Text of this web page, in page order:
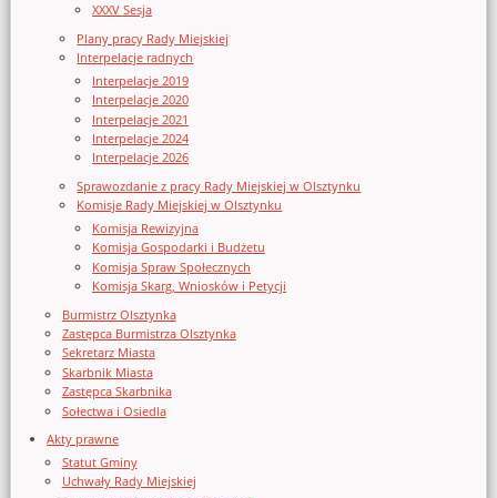
XXXV Sesja
Plany pracy Rady Miejskiej
Interpelacje radnych
Interpelacje 2019
Interpelacje 2020
Interpelacje 2021
Interpelacje 2024
Interpelacje 2026
Sprawozdanie z pracy Rady Miejskiej w Olsztynku
Komisje Rady Miejskiej w Olsztynku
Komisja Rewizyjna
Komisja Gospodarki i Budżetu
Komisja Spraw Społecznych
Komisja Skarg, Wniosków i Petycji
Burmistrz Olsztynka
Zastępca Burmistrza Olsztynka
Sekretarz Miasta
Skarbnik Miasta
Zastępca Skarbnika
Sołectwa i Osiedla
Akty prawne
Statut Gminy
Uchwały Rady Miejskiej